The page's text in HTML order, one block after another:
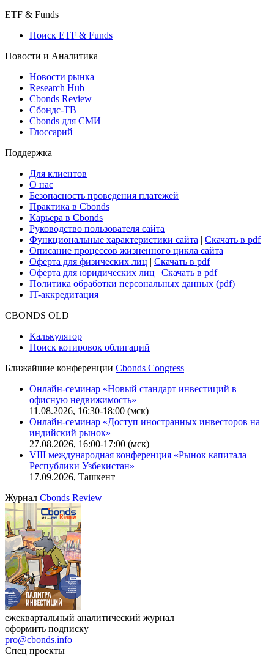
ETF & Funds
Поиск ETF & Funds
Новости и Аналитика
Новости рынка
Research Hub
Cbonds Review
Сбондс-ТВ
Cbonds для СМИ
Глоссарий
Поддержка
Для клиентов
О нас
Безопасность проведения платежей
Практика в Cbonds
Карьера в Cbonds
Руководство пользователя сайта
Функциональные характеристики сайта | Скачать в pdf
Описание процессов жизненного цикла сайта
Оферта для физических лиц | Скачать в pdf
Оферта для юридических лиц | Скачать в pdf
Политика обработки персональных данных (pdf)
IT-аккредитация
CBONDS OLD
Калькулятор
Поиск котировок облигаций
Ближайшие конференции Cbonds Congress
Онлайн-семинар «Новый стандарт инвестиций в
офисную недвижимость»
11.08.2026, 16:30-18:00 (мск)
Онлайн-семинар «Доступ иностранных инвесторов на
индийский рынок»
27.08.2026, 16:00-17:00 (мск)
VIII международная конференция «Рынок капитала
Республики Узбекистан»
17.09.2026, Ташкент
Журнал Cbonds Review
ежеквартальный аналитический журнал
оформить подписку
pro@cbonds.info
Спец проекты